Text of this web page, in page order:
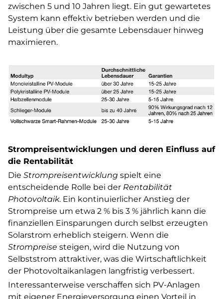
zwischen 5 und 10 Jahren liegt. Ein gut gewartetes
System kann effektiv betrieben werden und die
Leistung über die gesamte Lebensdauer hinweg
maximieren.
Strompreisentwicklungen und deren Einfluss auf
die Rentabilität
Die Strompreisentwicklung spielt eine
entscheidende Rolle bei der Rentabilität
Photovoltaik. Ein kontinuierlicher Anstieg der
Strompreise um etwa 2 % bis 3 % jährlich kann die
finanziellen Einsparungen durch selbst erzeugten
Solarstrom erheblich steigern. Wenn die
Strompreise steigen, wird die Nutzung von
Selbststrom attraktiver, was die Wirtschaftlichkeit
der Photovoltaikanlagen langfristig verbessert.
Interessanterweise verschaffen sich PV-Anlagen
mit eigener Energieversorgung einen Vorteil in